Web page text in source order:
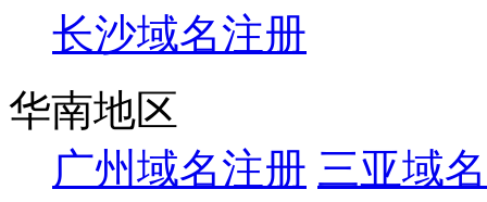
长沙域名注册
华南地区
广州域名注册 三亚域